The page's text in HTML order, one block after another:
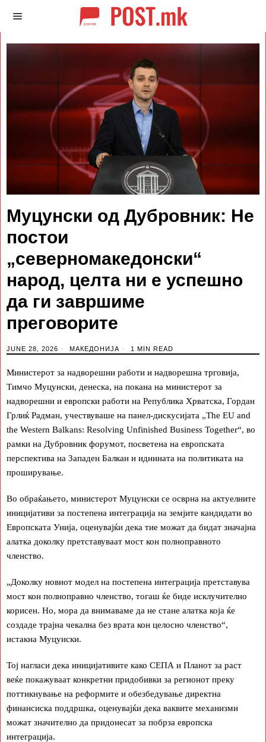
Муцунски од Дубровник: Не
постои
„северномакедонски“
народ, целта ни е успешно
да ги завршиме
преговорите
JUNE 28, 2026 МАКЕДОНИЈА 1 MIN READ
Министерот за надворешни работи и надворешна трговија,
Тимчо Муцунски, денеска, на покана на министерот за
надворешни и европски работи на Република Хрватска, Гордан
Грлиќ Радман, учествуваше на панел-дискусијата „The EU and
the Western Balkans: Resolving Unfinished Business Together“, во
рамки на Дубровник форумот, посветена на европската
перспектива на Западен Балкан и иднината на политиката на
проширување.
Во обраќањето, министерот Муцунски се осврна на актуелните
иницијативи за постепена интеграција на земјите кандидати во
Европската Унија, оценувајќи дека тие можат да бидат значајна
алатка доколку претставуваат мост кон полноправното
членство.
„Доколку новиот модел на постепена интеграција претставува
мост кон полноправно членство, тогаш ќе биде исклучително
корисен. Но, мора да внимаваме да не стане алатка која ќе
создаде трајна чекална без врата кон целосно членство“,
истакна Муцунски.
Тој нагласи дека иницијативите како СЕПА и Планот за раст
веќе покажуваат конкретни придобивки за регионот преку
поттикнување на реформите и обезбедување директна
финансиска поддршка, оценувајќи дека ваквите механизми
можат значително да придонесат за побрза европска
интеграција.